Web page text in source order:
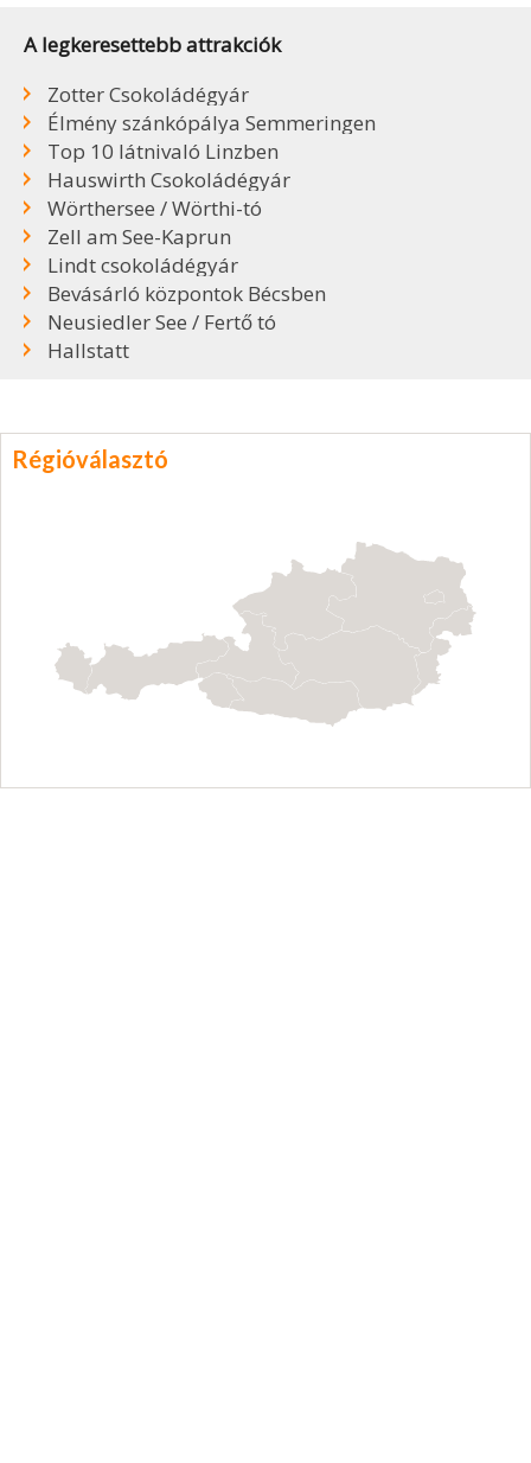
A legkeresettebb attrakciók
Zotter Csokoládégyár
Élmény szánkópálya Semmeringen
Top 10 látnivaló Linzben
Hauswirth Csokoládégyár
Wörthersee / Wörthi-tó
Zell am See-Kaprun
Lindt csokoládégyár
Bevásárló központok Bécsben
Neusiedler See / Fertő tó
Hallstatt
Régióválasztó